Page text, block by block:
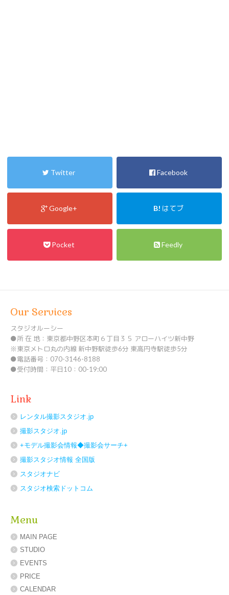
Twitter Facebook
Google+ B! はてブ
Pocket Feedly
Our Services
スタジオルーシー
●所 在 地：東京都中野区本町６丁目３５ アローハイツ新中野
※東京メトロ丸の内線 新中野駅徒歩6分 東高円寺駅徒歩5分
●電話番号：070-3146-8188
●受付時間：平日10：00-19:00
Link
レンタル撮影スタジオ.jp
撮影スタジオ.jp
+モデル撮影会情報◆撮影会サーチ+
撮影スタジオ情報 全国版
スタジオナビ
スタジオ検索ドットコム
Menu
MAIN PAGE
STUDIO
EVENTS
PRICE
CALENDAR